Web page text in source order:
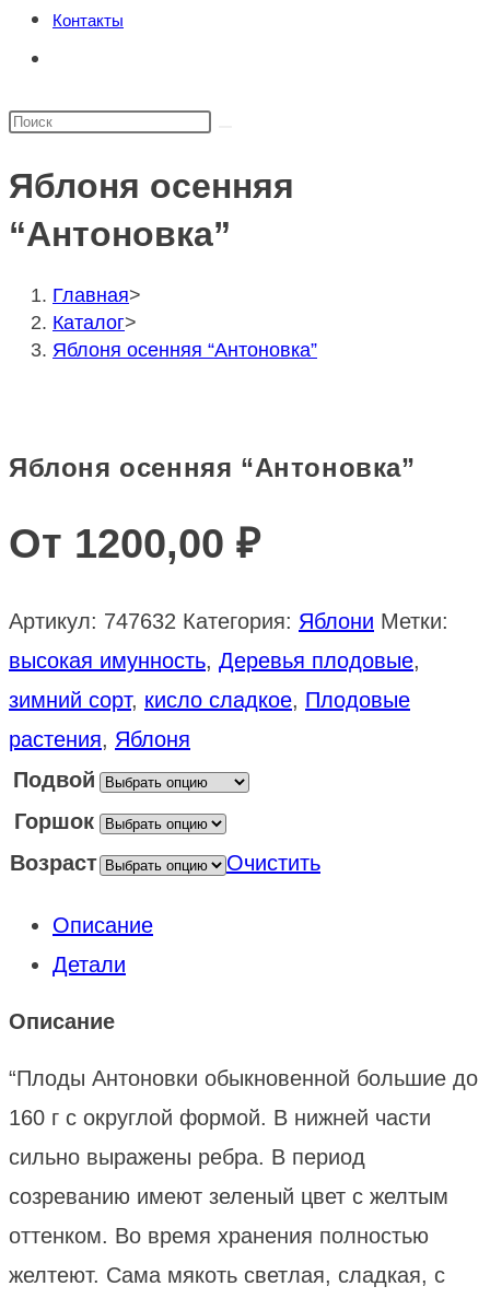
Контакты
по
сайту
Поиск
сайте
Яблоня осенняя
“Антоновка”
Главная>
Каталог>
Яблоня осенняя “Антоновка”
Яблоня осенняя “Антоновка”
От 1200,00 ₽
Артикул: 747632 Категория: Яблони Метки:
высокая имунность, Деревья плодовые,
зимний сорт, кисло сладкое, Плодовые
растения, Яблоня
Подвой
Горшок
Возраст
Очистить
Описание
Детали
Описание
“Плоды Антоновки обыкновенной большие до
160 г с округлой формой. В нижней части
сильно выражены ребра. В период
созреванию имеют зеленый цвет с желтым
оттенком. Во время хранения полностью
желтеют. Сама мякоть светлая, сладкая, с